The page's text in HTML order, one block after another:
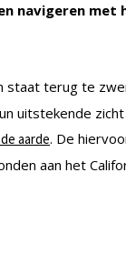
navigeren met
staat terug te
uitstekende
aarde. De
aan het